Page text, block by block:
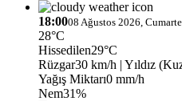
18:0008 Ağustos 2026,
28°C
Hissedilen29°C
Rüzgar30 km/h | Yıldız
Yağış Miktarı0 mm/h
Nem31%